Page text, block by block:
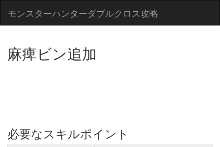
モンスターハンターダブルクロス攻略
麻痺ビン追加
必要なスキルポイント